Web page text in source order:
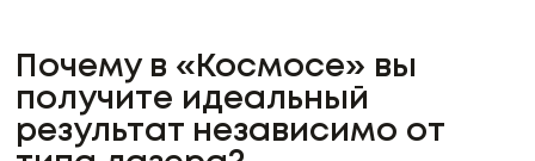
Почему в «Космосе» вы
получите идеальный
результат независимо от